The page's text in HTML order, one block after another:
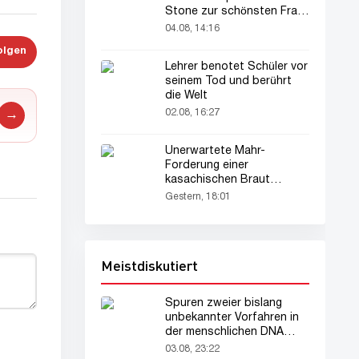
→
Stone zur schönsten Frau
der Welt gekürt
04.08, 14:16
Lehrer benotet Schüler vor
seinem Tod und berührt
die Welt
02.08, 16:27
Unerwartete Mahr-
Forderung einer
kasachischen Braut
verblüfft alle
Gestern, 18:01
Meistdiskutiert
Spuren zweier bislang
unbekannter Vorfahren in
der menschlichen DNA
entdeckt
03.08, 23:22